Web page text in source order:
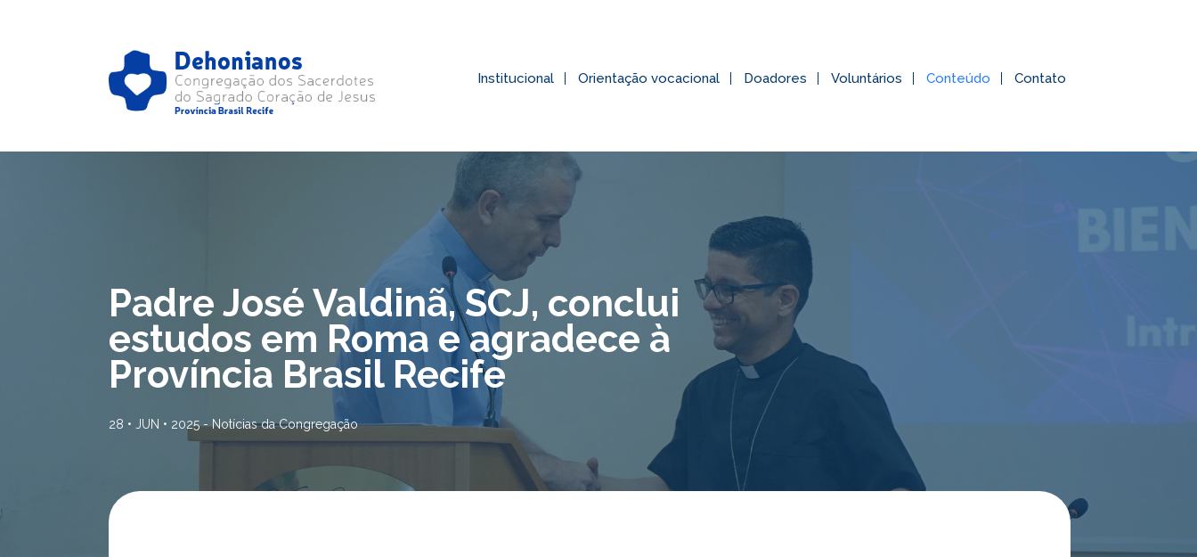
Institucional Orientação vocacional Doadores Voluntários Conteúdo Contato
Padre José Valdinã, SCJ, conclui
estudos em Roma e agradece à
Província Brasil Recife
28 • JUN • 2025 -Notícias da Congregação